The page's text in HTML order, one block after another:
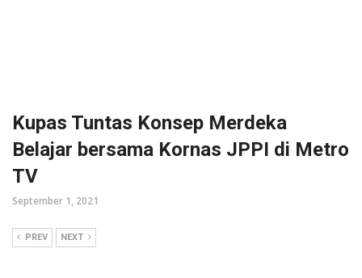
Kupas Tuntas Konsep Merdeka
Belajar bersama Kornas JPPI di Metro
TV
September 1, 2021
PREV NEXT